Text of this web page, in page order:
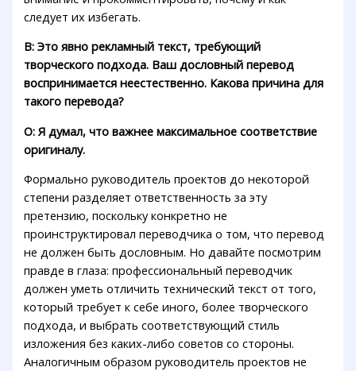
следует их избегать.
В: Это явно рекламный текст, требующий
творческого подхода. Ваш дословный перевод
воспринимается неестественно. Какова причина для
такого перевода?
О: Я думал, что важнее максимальное соответствие
оригиналу.
Формально руководитель проектов до некоторой
степени разделяет ответственность за эту
претензию, поскольку конкретно не
проинструктировал переводчика о том, что перевод
не должен быть дословным. Но давайте посмотрим
правде в глаза: профессиональный переводчик
должен уметь отличить технический текст от того,
который требует к себе иного, более творческого
подхода, и выбрать соответствующий стиль
изложения без каких-либо советов со стороны.
Аналогичным образом руководитель проектов не